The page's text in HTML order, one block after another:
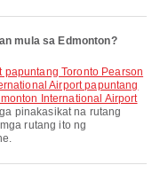
mula sa Edmonton?
Toronto Pearson
Airport papuntang
International Airport
pinakasikat na rutang
rutang ito ng